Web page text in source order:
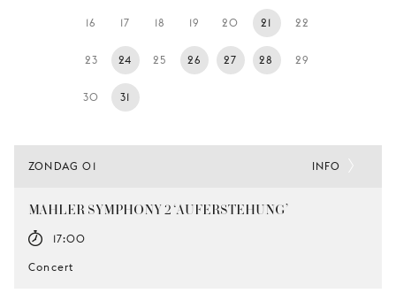
ONS
16 17 18 19 20 21 22
23 24 25 26 27 28 29
30 31
ZONDAG 01
MAHLER SYMPHONY 2 ‘AUFERSTEHUNG’
17:00
Concert
INFO